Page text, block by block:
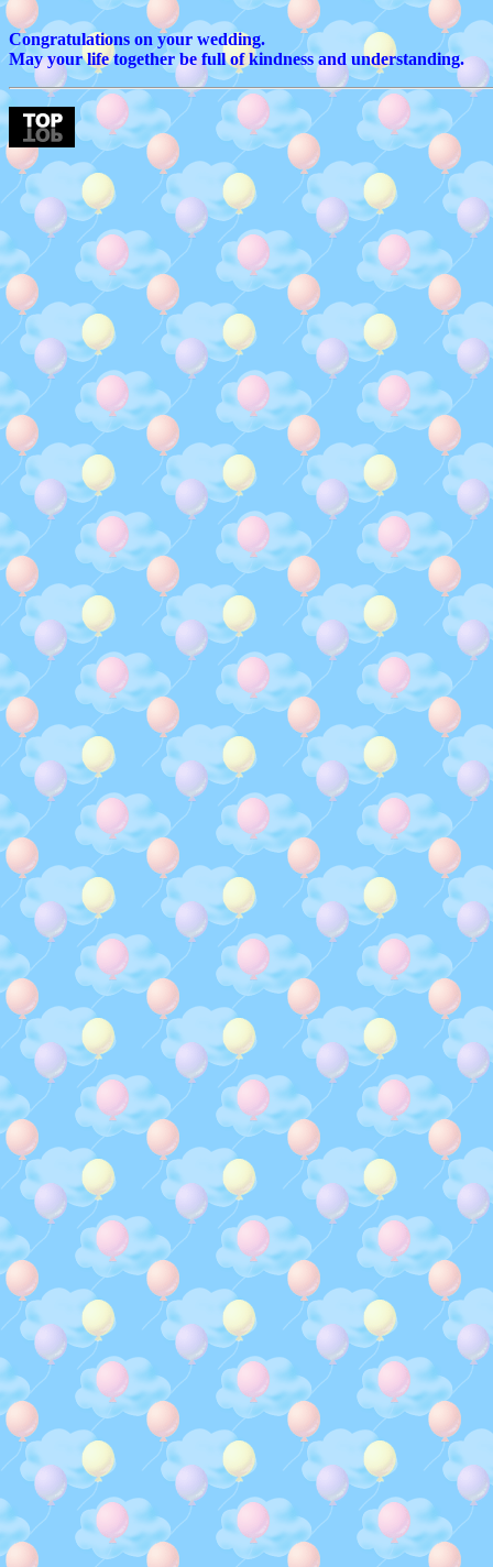
Congratulations on your wedding.
May your life together be full of kindness and understanding.